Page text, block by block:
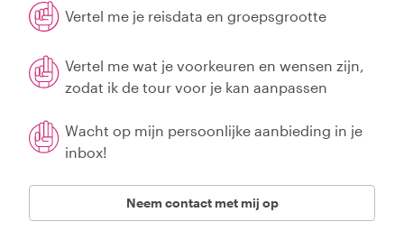
Vertel me je reisdata en groepsgrootte
Vertel me wat je voorkeuren en wensen zijn,
zodat ik de tour voor je kan aanpassen
Wacht op mijn persoonlijke aanbieding in je
inbox!
Neem contact met mij op